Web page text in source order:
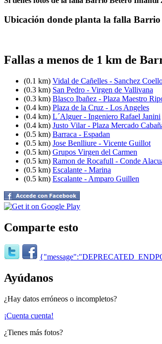
Ubicación donde planta la falla Barrio
Fallas a menos de 1 km de
(0.1 km) Vidal de Cañelles - Sanchez
(0.3 km) San Pedro - Virgen de Vallivana
(0.3 km) Blasco Ibañez - Plaza Maestro
(0.4 km) Plaza de la Cruz - Los Angeles
(0.4 km) L´Alguer - Ingeniero Rafael Janini
(0.4 km) Justo Vilar - Plaza Mercado
(0.5 km) Barraca - Espadan
(0.5 km) Jose Benlliure - Vicente Guillot
(0.5 km) Grupos Virgen del Carmen
(0.5 km) Ramon de Rocafull - Conde
(0.5 km) Escalante - Marina
(0.5 km) Escalante - Amparo Guillen
Comparte esto
Ayúdanos
¿Hay datos erróneos o incompletos?
¡Cuenta cuenta!
¿Tienes más fotos?